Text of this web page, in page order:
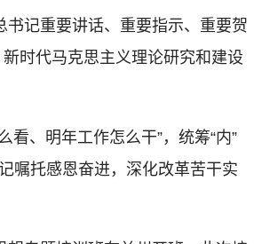
记重要讲话、重要指示、重要贺
时代马克思主义理论研究和建设
、明年工作怎么干”，统筹“内”
记嘱托感恩奋进，深化改革苦干实